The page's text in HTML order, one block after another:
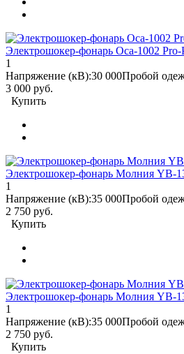
Электрошокер-фонарь Оса-1002 Pro-
1
Напряжение (кВ):30 000Пробой
3 000 руб.
Купить
Электрошокер-фонарь Молния YB-
1
Напряжение (кВ):35 000Пробой
2 750 руб.
Купить
Электрошокер-фонарь Молния YB-
1
Напряжение (кВ):35 000Пробой
2 750 руб.
Купить